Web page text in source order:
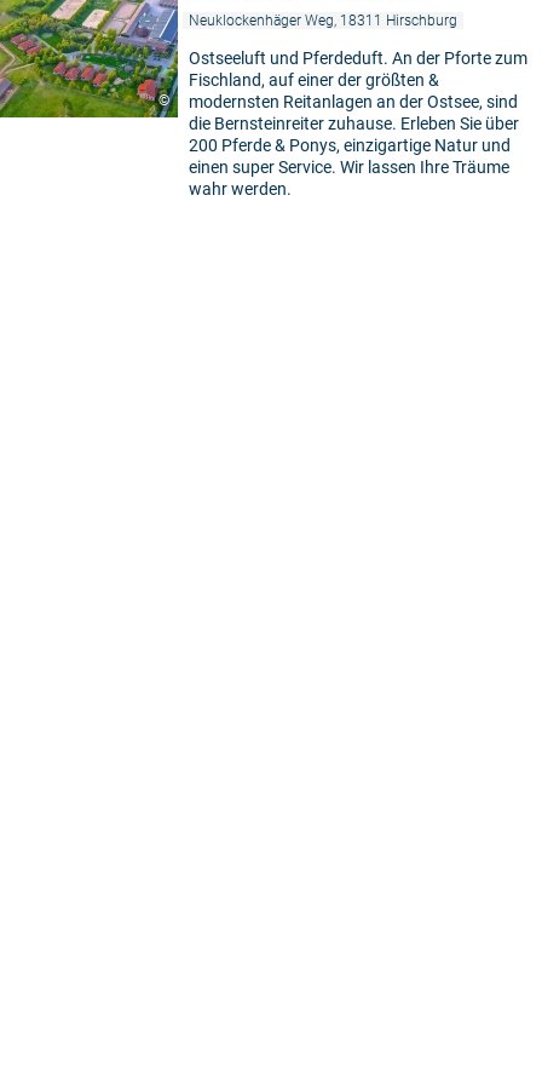
©
Neuklockenhäger Weg, 18311 Hirschburg
Ostseeluft und Pferdeduft. An der Pforte zum
Fischland, auf einer der größten &
modernsten Reitanlagen an der Ostsee, sind
die Bernsteinreiter zuhause. Erleben Sie über
200 Pferde & Ponys, einzigartige Natur und
einen super Service. Wir lassen Ihre Träume
wahr werden.